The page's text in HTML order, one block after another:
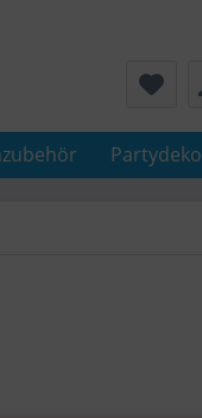
Partydeko